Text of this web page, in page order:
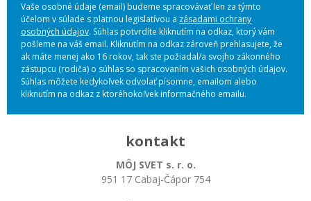
Vaše osobné údaje (email) budeme spracovávať len za týmto
účelom v súlade s platnou legislatívou a zásadami ochrany
osobných údajov. Súhlas potvrdíte kliknutím na odkaz, ktorý vám
pošleme na váš email. Kliknutím na odkaz zároveň prehlasujete, že
ak máte menej ako 16 rokov, tak ste požiadal/a svojho zákonného
zástupcu (rodiča) o súhlas so spracovaním vašich osobných údajov.
Súhlas môžete kedykoľvek odvolať písomne, emailom alebo
kliknutím na odkaz z ktoréhokoľvek informačného emailu.
kontakt
MÔJ SVET s. r. o.
951 17 Cabaj-Čápor 754